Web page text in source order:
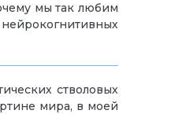
мы так любим
стволовых
мира, в моей